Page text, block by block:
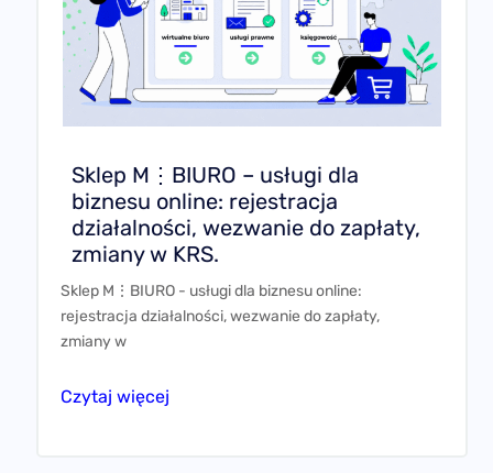
Sklep M⋮BIURO – usługi dla
biznesu online: rejestracja
działalności, wezwanie do zapłaty,
zmiany w KRS.
Sklep M⋮BIURO - usługi dla biznesu online:
rejestracja działalności, wezwanie do zapłaty,
zmiany w
Czytaj więcej